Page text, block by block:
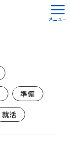
準備
就活